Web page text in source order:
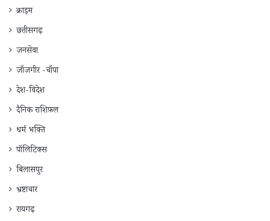
क्राइम
छत्तीसगढ़
जनसेवा
जाँजगीर -चाँपा
देश-विदेश
दैनिक राशिफ़ल
धर्म भक्ति
पॉलिटिक्स
बिलासपुर
भ्रष्टाचार
रायगढ़